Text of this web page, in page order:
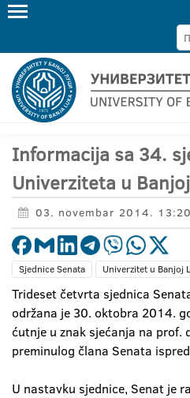
Informacija sa 34.
Univerziteta u
03. novembar 2014.
Sjednice Senata Univerzitet u Banjoj
Trideset četvrta sjednica
održana je 30. oktobra 2014.
ćutnje u znak sjećanja na prof.
preminulog člana Senata
U nastavku sjednice, Senat je